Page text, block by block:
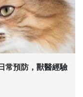
常預防，獸醫經驗